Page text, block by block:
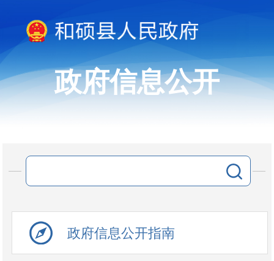
政府信息公开
政府信息公开指南